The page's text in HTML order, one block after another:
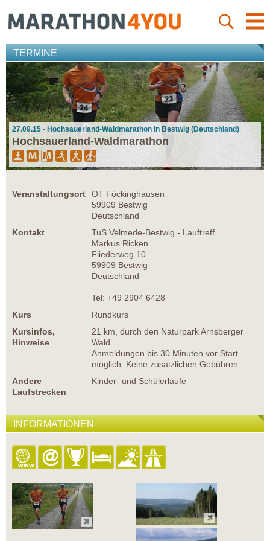
TERMINE
27.09.15 - Hochsauerland-Waldmarathon in Bestwig (Deutschland)
Hochsauerland-Waldmarathon
Veranstaltungsort
OT Föckinghausen
59909 Bestwig
Deutschland
Kontakt
TuS Velmede-Bestwig - Lauftreff
Markus Ricken
Fliederweg 10
59909 Bestwig
Deutschland
Tel: +49 2904 6428
Kurs
Rundkurs
Kursinfos,
Hinweise
21 km, durch den Naturpark Arnsberger
Wald
Anmeldungen bis 30 Minuten vor Start
möglich. Keine zusätzlichen Gebühren.
Andere
Laufstrecken
Kinder- und Schülerläufe
INFORMATIONEN